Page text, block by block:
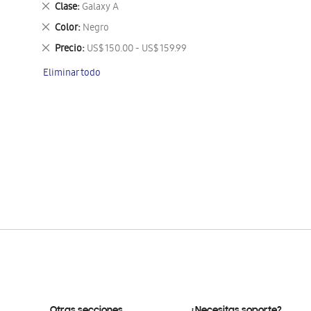
Clase Galaxy A
Eliminar
este
artículo
Color Negro
Eliminar
este
artículo
Precio US$ 150.00 - US$ 159.99
Eliminar
artículo
Eliminar todo